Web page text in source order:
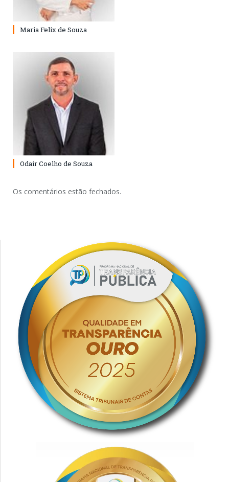
Maria Felix de Souza
Odair Coelho de Souza
Os comentários estão fechados.